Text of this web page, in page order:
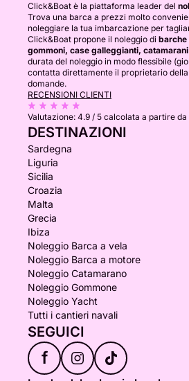
Click&Boat è la piattaforma leader del
Trova una barca a prezzi molto
noleggiare la tua imbarcazione per
Click&Boat propone il noleggio di barche
gommoni, case galleggianti,
durata del noleggio in modo flessibile
contatta direttamente il proprietario
domande.
RECENSIONI CLIENTI
Valutazione: 4.9 / 5 calcolata a partire
DESTINAZIONI
Sardegna
Liguria
Sicilia
Croazia
Malta
Grecia
Ibiza
Noleggio Barca a vela
Noleggio Barca a motore
Noleggio Catamarano
Noleggio Gommone
Noleggio Yacht
Tutti i cantieri navali
SEGUICI
f